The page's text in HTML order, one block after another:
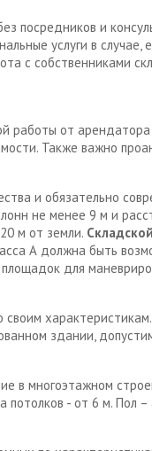
посредников и
услуги в
с собственниками
работы от
Также важно
и обязательно
не менее 9 м и
м от земли.
А должна быть
для
своим
здании,
в многоэтажном
- от 6 м. Пол